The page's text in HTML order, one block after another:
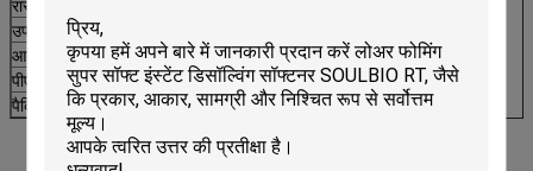
रासायनिक संरचना
उपस्थिति
आयनिकता
नॉनोनिक/कमजोर कैटियनिक
पीएच मूल्य
६-८
पैकिंग
120 किलोग्राम प्लास्टिक का ड्रम